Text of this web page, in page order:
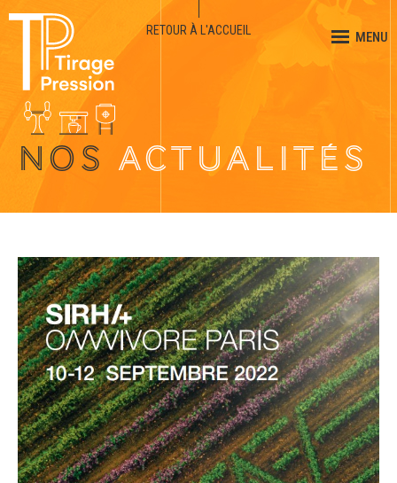
MENU
RETOUR À L'ACCUEIL
NOS ACTUALITÉS